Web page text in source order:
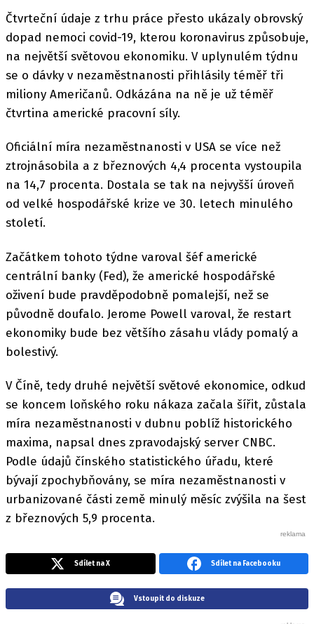
Čtvrteční údaje z trhu práce přesto ukázaly obrovský
dopad nemoci covid-19, kterou koronavirus způsobuje,
na největší světovou ekonomiku. V uplynulém týdnu
se o dávky v nezaměstnanosti přihlásily téměř tři
miliony Američanů. Odkázána na ně je už téměř
čtvrtina americké pracovní síly.
Oficiální míra nezaměstnanosti v USA se více než
ztrojnásobila a z březnových 4,4 procenta vystoupila
na 14,7 procenta. Dostala se tak na nejvyšší úroveň
od velké hospodářské krize ve 30. letech minulého
století.
Začátkem tohoto týdne varoval šéf americké
centrální banky (Fed), že americké hospodářské
oživení bude pravděpodobně pomalejší, než se
původně doufalo. Jerome Powell varoval, že restart
ekonomiky bude bez většího zásahu vlády pomalý a
bolestivý.
V Číně, tedy druhé největší světové ekonomice, odkud
se koncem loňského roku nákaza začala šířit, zůstala
míra nezaměstnanosti v dubnu poblíž historického
maxima, napsal dnes zpravodajský server CNBC.
Podle údajů čínského statistického úřadu, které
bývají zpochybňovány, se míra nezaměstnanosti v
urbanizované části země minulý měsíc zvýšila na šest
z březnových 5,9 procenta.
Sdílet na X Sdílet na Facebooku
Vstoupit do diskuze